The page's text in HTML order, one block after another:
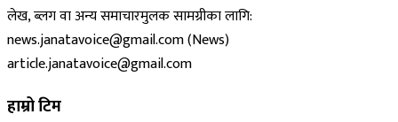
लेख, ब्लग वा अन्य समाचारमुलक सामग्रीका लागि:
news.janatavoice@gmail.com (News)
article.janatavoice@gmail.com
हाम्रो टिम